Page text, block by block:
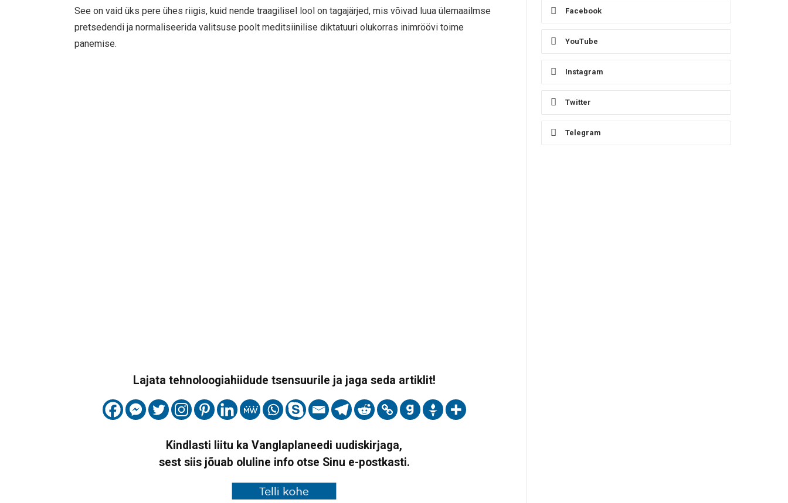
See on vaid üks pere ühes riigis, kuid nende traagilisel lool on tagajärjed, mis võivad luua ülemaailmse
pretsedendi ja normaliseerida valitsuse poolt meditsiinilise diktatuuri olukorras inimröövi toime
panemise.
Lajata tehnoloogiahiidude tsensuurile ja jaga seda artiklit!
Kindlasti liitu ka Vanglaplaneedi uudiskirjaga,
sest siis jõuab oluline info otse Sinu e-postkasti.
Facebook
YouTube
Instagram
Twitter
Telegram